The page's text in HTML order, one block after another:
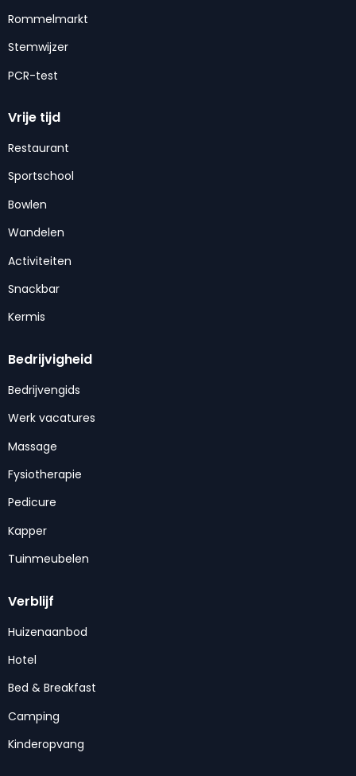
Rommelmarkt
Stemwijzer
PCR-test
Vrije tijd
Restaurant
Sportschool
Bowlen
Wandelen
Activiteiten
Snackbar
Kermis
Bedrijvigheid
Bedrijvengids
Werk vacatures
Massage
Fysiotherapie
Pedicure
Kapper
Tuinmeubelen
Verblijf
Huizenaanbod
Hotel
Bed & Breakfast
Camping
Kinderopvang